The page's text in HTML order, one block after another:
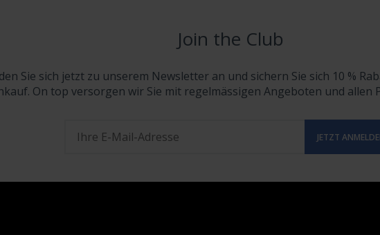
Join the Club
Sie sich jetzt zu unserem Newsletter an und sichern Sie sich 10 %
On top versorgen wir Sie mit regelmässigen Angeboten und allen